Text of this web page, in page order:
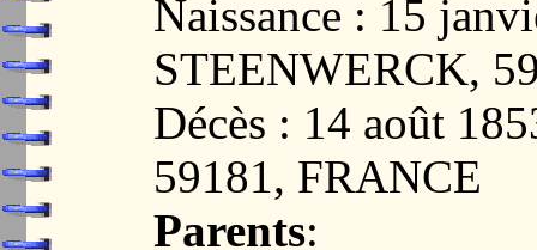
Naissance : 15
STEENWERCK,
Décès : 14 août
59181, FRANCE
Parents: